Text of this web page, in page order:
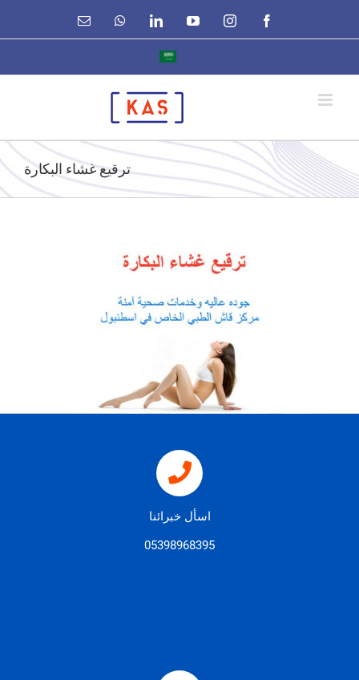
content
Facebook
Instagram
YouTube
LinkedIn
WhatsApp
Email
ترقيع غشاء البكارة
اسأل خبرائنا
05398968395